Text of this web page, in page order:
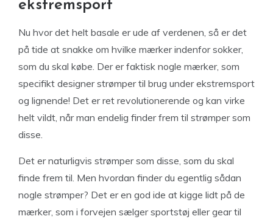
ekstremsport
Nu hvor det helt basale er ude af verdenen, så er det
på tide at snakke om hvilke mærker indenfor sokker,
som du skal købe. Der er faktisk nogle mærker, som
specifikt designer strømper til brug under ekstremsport
og lignende! Det er ret revolutionerende og kan virke
helt vildt, når man endelig finder frem til strømper som
disse.
Det er naturligvis strømper som disse, som du skal
finde frem til. Men hvordan finder du egentlig sådan
nogle strømper? Det er en god ide at kigge lidt på de
mærker, som i forvejen sælger sportstøj eller gear til